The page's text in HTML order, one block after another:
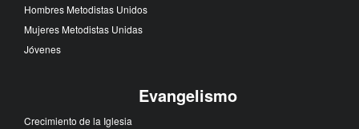
Hombres Metodistas Unidos
Mujeres Metodistas Unidas
Jóvenes
Evangelismo
Crecimiento de la Iglesia